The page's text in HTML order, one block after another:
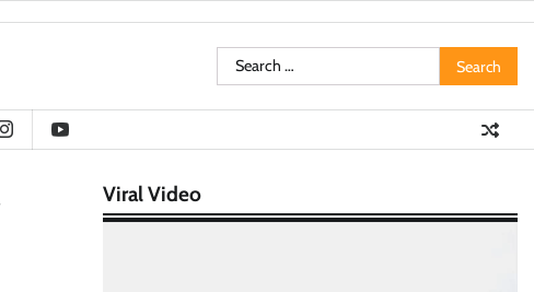
Search
for:
Viral Video